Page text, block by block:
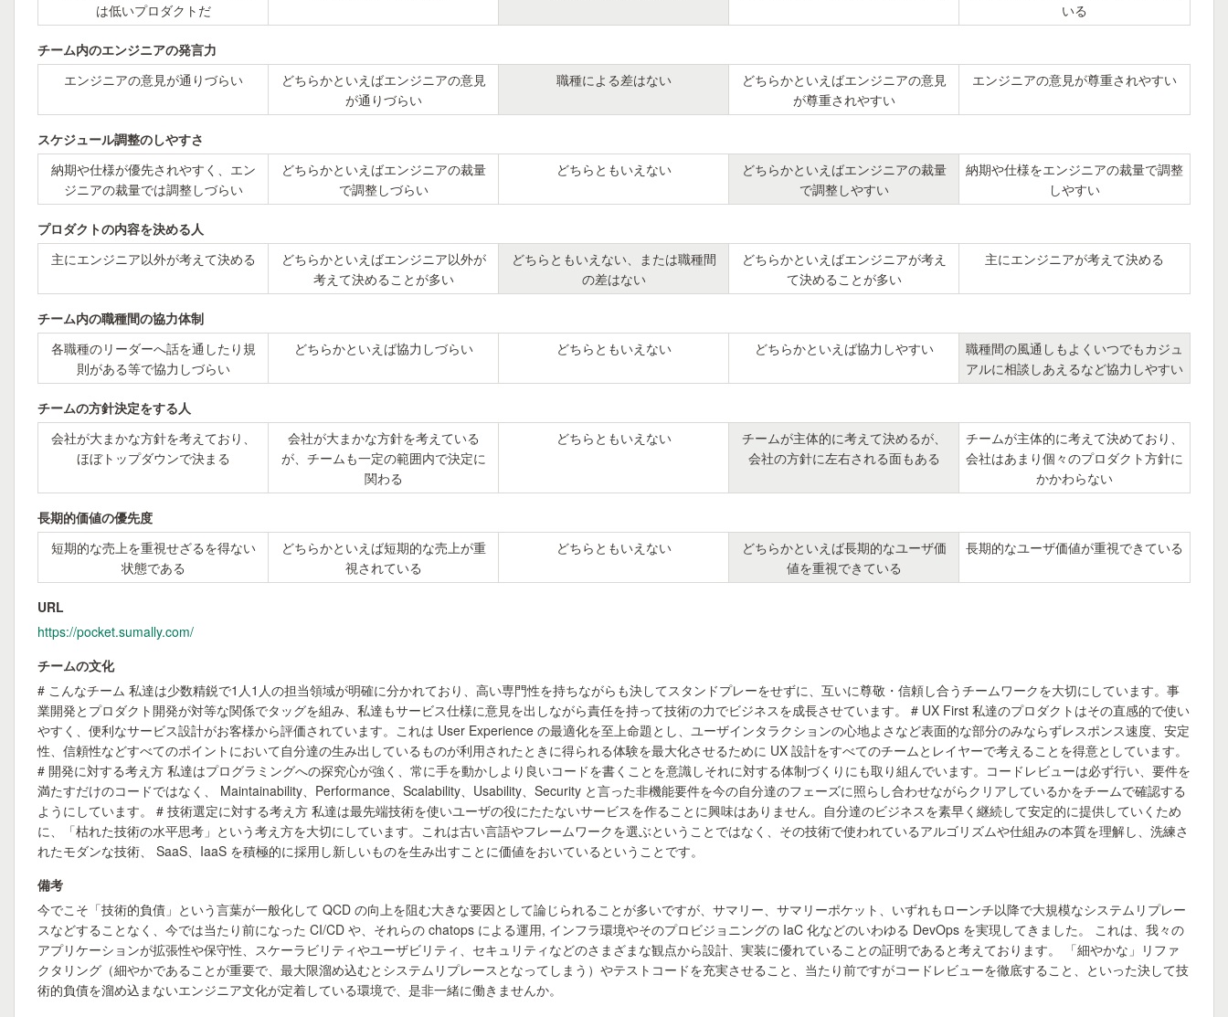
は低いプロダクトだ
いる
チーム内のエンジニアの発言力
エンジニアの意見が通りづらい
どちらかといえばエンジニアの意見
が通りづらい
職種による差はない
どちらかといえばエンジニアの意見
が尊重されやすい
エンジニアの意見が尊重されやすい
スケジュール調整のしやすさ
納期や仕様が優先されやすく、エン
ジニアの裁量では調整しづらい
どちらかといえばエンジニアの裁量
で調整しづらい
どちらともいえない
どちらかといえばエンジニアの裁量
で調整しやすい
納期や仕様をエンジニアの裁量で調整
しやすい
プロダクトの内容を決める人
主にエンジニア以外が考えて決める
どちらかといえばエンジニア以外が
考えて決めることが多い
どちらともいえない、または職種間
の差はない
どちらかといえばエンジニアが考え
て決めることが多い
主にエンジニアが考えて決める
チーム内の職種間の協力体制
各職種のリーダーへ話を通したり規
則がある等で協力しづらい
どちらかといえば協力しづらい どちらともいえない どちらかといえば協力しやすい
職種間の風通しもよくいつでもカジュ
アルに相談しあえるなど協力しやすい
チームの方針決定をする人
会社が大まかな方針を考えており、
ほぼトップダウンで決まる
会社が大まかな方針を考えている
が、チームも一定の範囲内で決定に
関わる
どちらともいえない
チームが主体的に考えて決めるが、
会社の方針に左右される面もある
チームが主体的に考えて決めており、
会社はあまり個々のプロダクト方針に
かかわらない
長期的価値の優先度
短期的な売上を重視せざるを得ない
状態である
どちらかといえば短期的な売上が重
視されている
どちらともいえない
どちらかといえば長期的なユーザ価
値を重視できている
長期的なユーザ価値が重視できている
URL
https://pocket.sumally.com/
チームの文化
# こんなチーム 私達は少数精鋭で1人1人の担当領域が明確に分かれており、高い専門性を持ちながらも決してスタンドプレーをせずに、互いに尊敬・信頼し合うチームワークを大切にしています。事
業開発とプロダクト開発が対等な関係でタッグを組み、私達もサービス仕様に意見を出しながら責任を持って技術の力でビジネスを成長させています。 # UX First 私達のプロダクトはその直感的で使い
やすく、便利なサービス設計がお客様から評価されています。これは User Experience の最適化を至上命題とし、ユーザインタラクションの心地よさなど表面的な部分のみならずレスポンス速度、安定
性、信頼性などすべてのポイントにおいて自分達の生み出しているものが利用されたときに得られる体験を最大化させるために UX 設計をすべてのチームとレイヤーで考えることを得意としています。
# 開発に対する考え方 私達はプログラミングへの探究心が強く、常に手を動かしより良いコードを書くことを意識しそれに対する体制づくりにも取り組んでいます。コードレビューは必ず行い、要件を
満たすだけのコードではなく、 Maintainability、Performance、Scalability、Usability、Security と言った非機能要件を今の自分達のフェーズに照らし合わせながらクリアしているかをチームで確認する
ようにしています。 # 技術選定に対する考え方 私達は最先端技術を使いユーザの役にたたないサービスを作ることに興味はありません。自分達のビジネスを素早く継続して安定的に提供していくため
に、「枯れた技術の水平思考」という考え方を大切にしています。これは古い言語やフレームワークを選ぶということではなく、その技術で使われているアルゴリズムや仕組みの本質を理解し、洗練さ
れたモダンな技術、 SaaS、IaaS を積極的に採用し新しいものを生み出すことに価値をおいているということです。
備考
今でこそ「技術的負債」という言葉が一般化して QCD の向上を阻む大きな要因として論じられることが多いですが、サマリー、サマリーポケット、いずれもローンチ以降で大規模なシステムリプレー
スなどすることなく、今では当たり前になった CI/CD や、それらの chatops による運用, インフラ環境やそのプロビジョニングの IaC 化などのいわゆる DevOps を実現してきました。 これは、我々の
アプリケーションが拡張性や保守性、スケーラビリティやユーザビリティ、セキュリティなどのさまざまな観点から設計、実装に優れていることの証明であると考えております。 「細やかな」リファ
クタリング（細やかであることが重要で、最大限溜め込むとシステムリプレースとなってしまう）やテストコードを充実させること、当たり前ですがコードレビューを徹底すること、といった決して技
術的負債を溜め込まないエンジニア文化が定着している環境で、是非一緒に働きませんか。